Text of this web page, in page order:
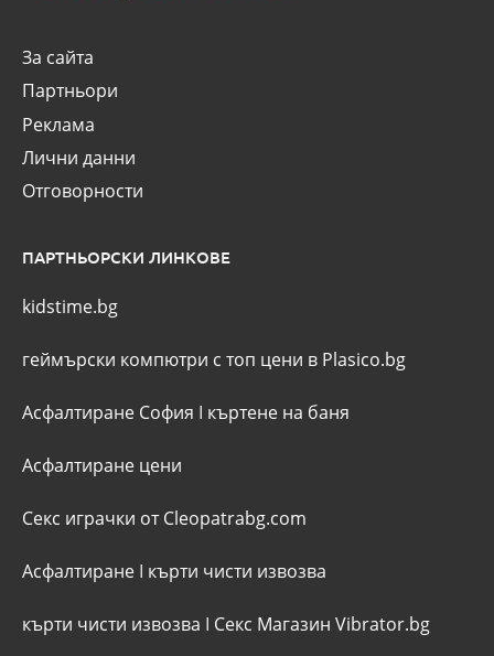
За сайта
Партньори
Реклама
Лични данни
Отговорности
ПАРТНЬОРСКИ ЛИНКОВЕ
kidstime.bg
геймърски компютри с топ цени в Plasico.bg
Асфалтиране София I къртене на баня
Асфалтиране цени
Секс играчки от Cleopatrabg.com
Асфалтиране I кърти чисти извозва
кърти чисти извозва I Секс Магазин Vibrator.bg